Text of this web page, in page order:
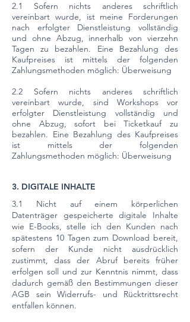
2.1 Sofern nichts anderes schriftlich
vereinbart wurde, ist meine Forderungen
nach erfolgter Dienstleistung vollständig
und ohne Abzug, innerhalb von vierzehn
Tagen zu bezahlen. Eine Bezahlung des
Kaufpreises ist mittels der folgenden
Zahlungsmethoden möglich: Überweisung
2.2 Sofern nichts anderes schriftlich
vereinbart wurde, sind Workshops vor
erfolgter Dienstleistung vollständig und
ohne Abzug, sofort bei Ticketkauf zu
bezahlen. Eine Bezahlung des Kaufpreises
ist mittels der folgenden
Zahlungsmethoden möglich: Überweisung
3. DIGITALE INHALTE
3.1 Nicht auf einem körperlichen
Datenträger gespeicherte digitale Inhalte
wie E-Books, stelle ich den Kunden nach
spätestens 10 Tagen zum Download bereit,
sofern der Kunde nicht ausdrücklich
zustimmt, dass der Abruf bereits früher
erfolgen soll und zur Kenntnis nimmt, dass
dadurch gemäß den Bestimmungen dieser
AGB sein Widerrufs- und Rücktrittsrecht
entfallen können.